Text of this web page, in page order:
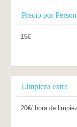
Precio por
15€
Limpieza extra
20€/ hora de